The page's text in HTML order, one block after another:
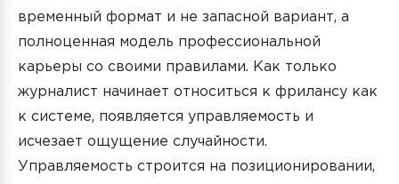
временный формат и не запасной вариант, а
полноценная модель профессиональной
карьеры со своими правилами. Как только
журналист начинает относиться к фрилансу как
к системе, появляется управляемость и
исчезает ощущение случайности.
Управляемость строится на позиционировании,